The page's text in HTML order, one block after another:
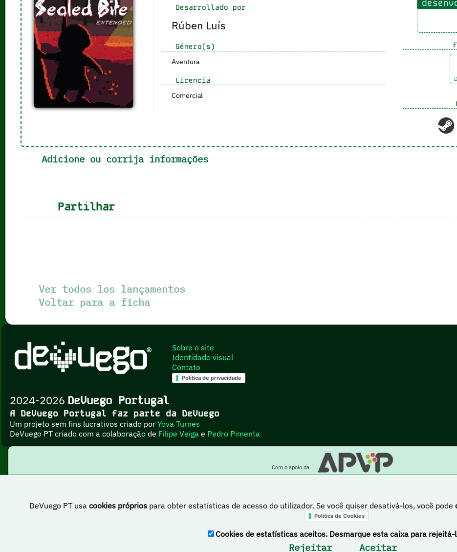
Desarrollado por
Rúben Luís
Género(s)
Aventura
Licencia
Comercial
Adicione ou corrija informações
Partilhar
Ver todos los lançamentos
Voltar para a ficha
DeVuego PT usa cookies própriospara obter estatísticas de acesso do utilizador. Se você quiser desativá-los, você pode
Política de Cookies
Cookies de estatísticas aceitos. Desmarque esta caixa para rejeitá-
Rejeitar Aceitar
Sobre o site
Identidade visual
Contato
Política de privacidade
2024-2026 DeVuego Portugal
A DeVuego Portugal faz parte da DeVuego
Um projeto sem fins lucrativos criado porYova Turnes
DeVuego PT criado com a colaboração de Filipe Veiga e Pedro Pimenta
Com o apoio da
Esta obra está sob uma licença Creative Commons Atribuição-NãoComercial-PartilhaIgual 4.0 Internacional